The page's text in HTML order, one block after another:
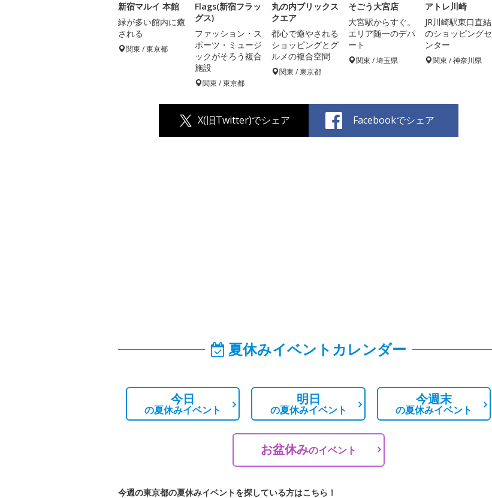
新宿マルイ 本館
緑が多い館内に癒
される
関東 / 東京都
Flags(新宿フラッ
グス)
ファッション・ス
ポーツ・ミュージ
ックがそろう複合
施設
関東 / 東京都
丸の内ブリックス
クエア
都心で癒やされる
ショッピングとグ
ルメの複合空間
関東 / 東京都
そごう大宮店
大宮駅からすぐ。
エリア随一のデパ
ート
関東 / 埼玉県
アトレ川崎
JR川崎駅東口直結
のショッピングセ
ンター
関東 / 神奈川県
X(旧Twitter)でシェア Facebookでシェア
夏休みイベントカレンダー
今日
の夏休みイベント
明日
の夏休みイベント
今週末
の夏休みイベント
お盆休みのイベント
今週の東京都の夏休みイベントを探している方はこちら！